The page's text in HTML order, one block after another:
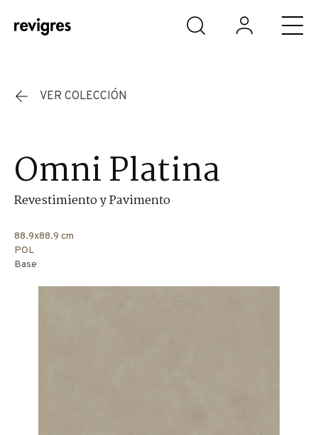
Saltar al contenido principal
VER COLECCIÓN
Omni Platina
Revestimiento y Pavimento
88.9x88.9 cm
POL
Base